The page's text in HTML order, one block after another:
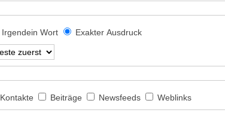
Irgendein Wort Exakter Ausdruck
Kontakte Beiträge Newsfeeds Weblinks